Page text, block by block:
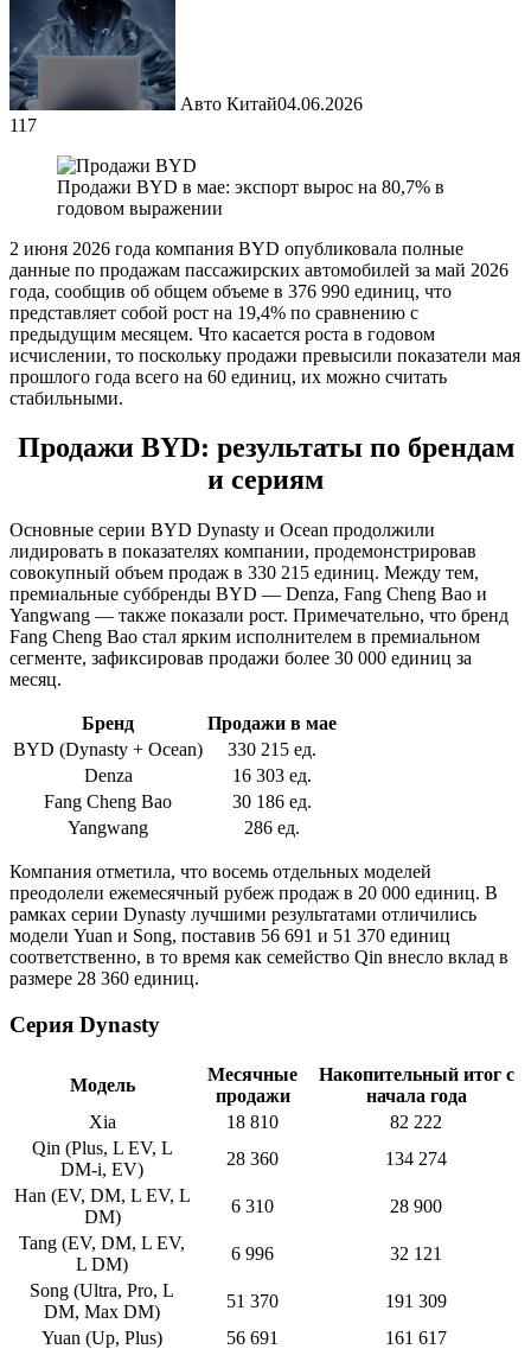
Авто Китай04.06.2026
117
Продажи BYD в мае: экспорт вырос на 80,7% в
годовом выражении
2 июня 2026 года компания BYD опубликовала полные
данные по продажам пассажирских автомобилей за май 2026
года, сообщив об общем объеме в 376 990 единиц, что
представляет собой рост на 19,4% по сравнению с
предыдущим месяцем. Что касается роста в годовом
исчислении, то поскольку продажи превысили показатели мая
прошлого года всего на 60 единиц, их можно считать
стабильными.
Продажи BYD: результаты по брендам
и сериям
Основные серии BYD Dynasty и Ocean продолжили
лидировать в показателях компании, продемонстрировав
совокупный объем продаж в 330 215 единиц. Между тем,
премиальные суббренды BYD — Denza, Fang Cheng Bao и
Yangwang — также показали рост. Примечательно, что бренд
Fang Cheng Bao стал ярким исполнителем в премиальном
сегменте, зафиксировав продажи более 30 000 единиц за
месяц.
Бренд
Продажи в мае
BYD (Dynasty + Ocean)
330 215 ед.
Denza
16 303 ед.
Fang Cheng Bao
30 186 ед.
Yangwang
286 ед.
Компания отметила, что восемь отдельных моделей
преодолели ежемесячный рубеж продаж в 20 000 единиц. В
рамках серии Dynasty лучшими результатами отличились
модели Yuan и Song, поставив 56 691 и 51 370 единиц
соответственно, в то время как семейство Qin внесло вклад в
размере 28 360 единиц.
Серия Dynasty
Модель
Месячные
продажи
Накопительный итог с
начала года
Xia
18 810
82 222
Qin (Plus, L EV, L
DM-i, EV)
28 360
134 274
Han (EV, DM, L EV, L
DM)
6 310
28 900
Tang (EV, DM, L EV,
L DM)
6 996
32 121
Song (Ultra, Pro, L
DM, Max DM)
51 370
191 309
Yuan (Up, Plus)
56 691 161 617